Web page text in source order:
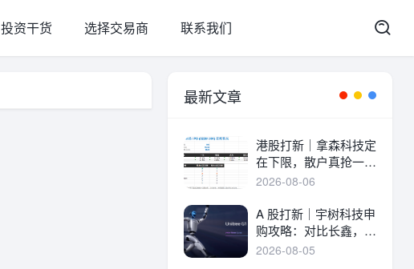
投资干货 选择交易商 联系我们
最新文章
港股打新｜拿森科技定
在下限，散户真抢一
手！
2026-08-06
A 股打新｜宇树科技申
购攻略：对比长鑫，一
文讲透中签率与A港差
2026-08-05